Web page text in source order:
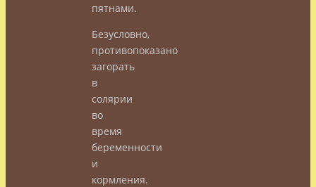
пятнами.
Безусловно,
противопоказано
загорать
в
солярии
во
время
беременности
и
кормления.